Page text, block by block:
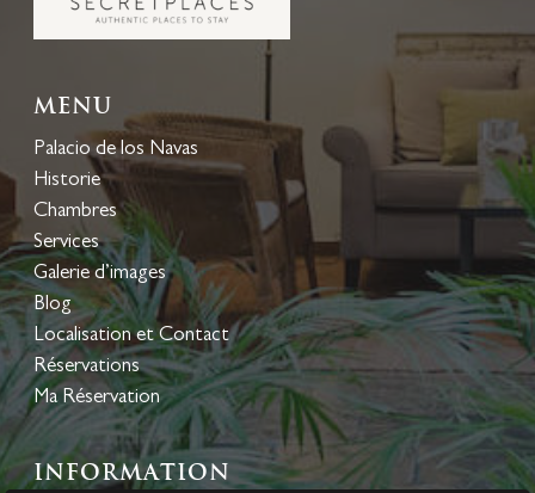
Menu
Palacio de los Navas
Historie
Chambres
Services
Galerie d’images
Blog
Localisation et Contact
Réservations
Ma Réservation
Information